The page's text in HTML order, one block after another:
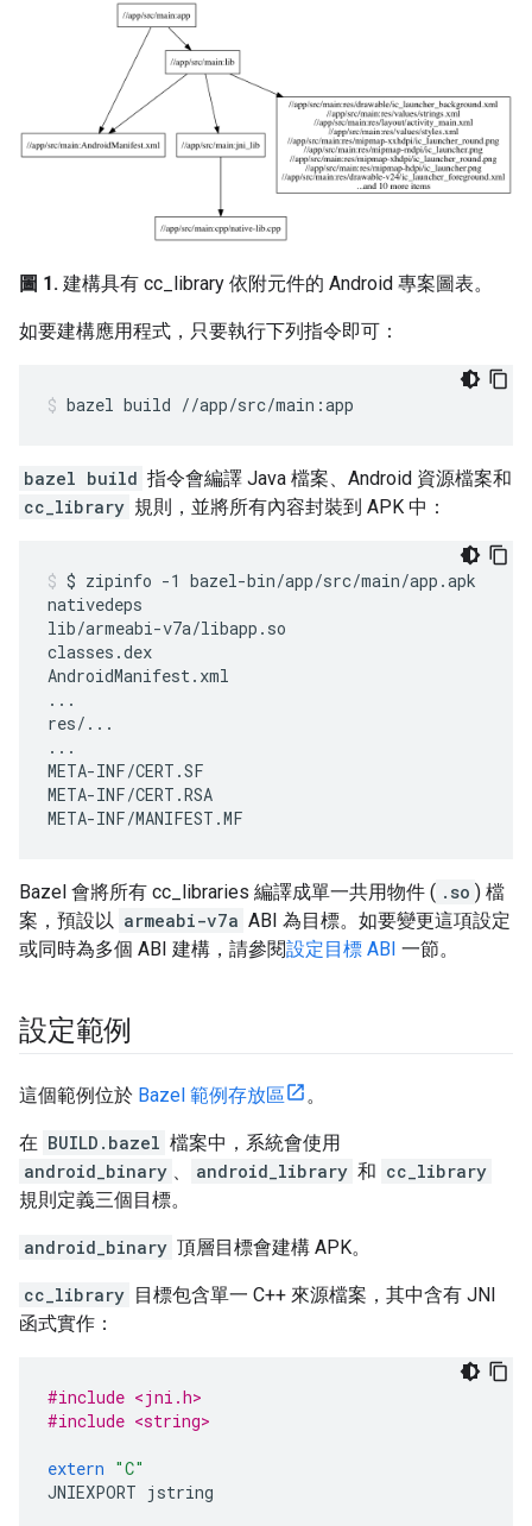
圖 1. 建構具有 cc_library 依附元件的 Android 專案圖表。
如要建構應用程式，只要執行下列指令即可：
bazel build //app/src/main:app
bazel build 指令會編譯 Java 檔案、Android 資源檔案和
cc_library 規則，並將所有內容封裝到 APK 中：
$ zipinfo -1 bazel-bin/app/src/main/app.apk
nativedeps
lib/armeabi-v7a/libapp.so
classes.dex
AndroidManifest.xml
...
res/...
...
META-INF/CERT.SF
META-INF/CERT.RSA
META-INF/MANIFEST.MF
Bazel 會將所有 cc_libraries 編譯成單一共用物件 ( .so ) 檔
案，預設以 armeabi-v7a ABI 為目標。如要變更這項設定
或同時為多個 ABI 建構，請參閱設定目標 ABI 一節。
設定範例
這個範例位於 Bazel 範例存放區 。
在 BUILD.bazel 檔案中，系統會使用
android_binary
android_library 和 cc_library
規則定義三個目標。
android_binary 頂層目標會建構 APK。
cc_library 目標包含單一 C++ 來源檔案，其中含有 JNI
函式實作：
#include <jni.h>
#include <string>
extern "C"
JNIEXPORT jstring